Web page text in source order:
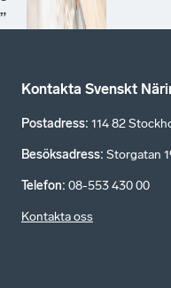
”
Kontakta Svenskt
Postadress: 114 82
Besöksadress: Storgatan
Telefon: 08-553 430 00
Kontakta oss